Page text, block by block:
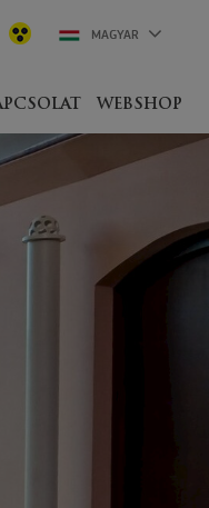
WEBSHOP
MAGYAR